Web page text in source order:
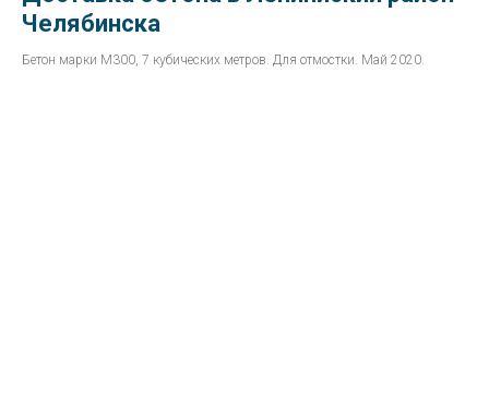
Челябинска
Бетон марки М300, 7 кубических метров. Для отмостки. Май 2020.